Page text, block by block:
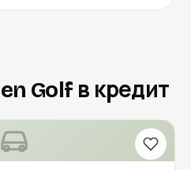
Golf в кредит